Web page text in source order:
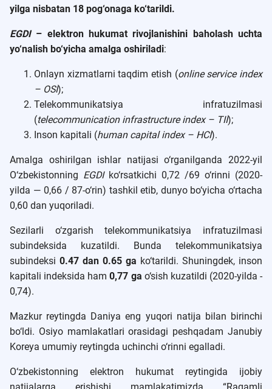
yilga nisbatan 18 pog‘onaga ko‘tarildi.
EGDI– elektron hukumat rivojlanishini baholash uchta
yo‘nalish bo‘yicha amalga oshiriladi:
Onlayn xizmatlarni taqdim etish (online service index
– OSI);
Telekommunikatsiya infratuzilmasi
(telecommunication infrastructure index – TII);
Inson kapitali (human capital index – HCI).
Amalga oshirilgan ishlar natijasi o‘rganilganda 2022-yil
O‘zbekistonning EGDIko‘rsatkichi 0,72 /69 o‘rinni (2020-
yilda — 0,66 / 87-o‘rin) tashkil etib, dunyo bo‘yicha o‘rtacha
0,60 dan yuqoriladi.
Sezilarli o‘zgarish telekommunikatsiya infratuzilmasi
subindeksida kuzatildi. Bunda telekommunikatsiya
subindeksi 0.47 dan 0.65 ga ko‘tarildi. Shuningdek, inson
kapitali indeksida ham0,77 ga o‘sish kuzatildi (2020-yilda -
0,74).
Mazkur reytingda Daniya eng yuqori natija bilan birinchi
bo‘ldi. Osiyo mamlakatlari orasidagi peshqadam Janubiy
Koreya umumiy reytingda uchinchi o‘rinni egalladi.
O‘zbekistonning elektron hukumat reytingida ijobiy